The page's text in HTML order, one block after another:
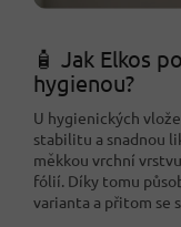
🧴 Jak Elkos
hygienou?
U hygienických
stabilitu a snadnou
měkkou vrchní
fólií. Díky tomu
varianta a přitom se